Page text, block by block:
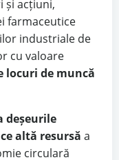
și acțiuni,
farmaceutice
industriale de
cu valoare
locuri de muncă
deșeurile
altă resursă a
circulară